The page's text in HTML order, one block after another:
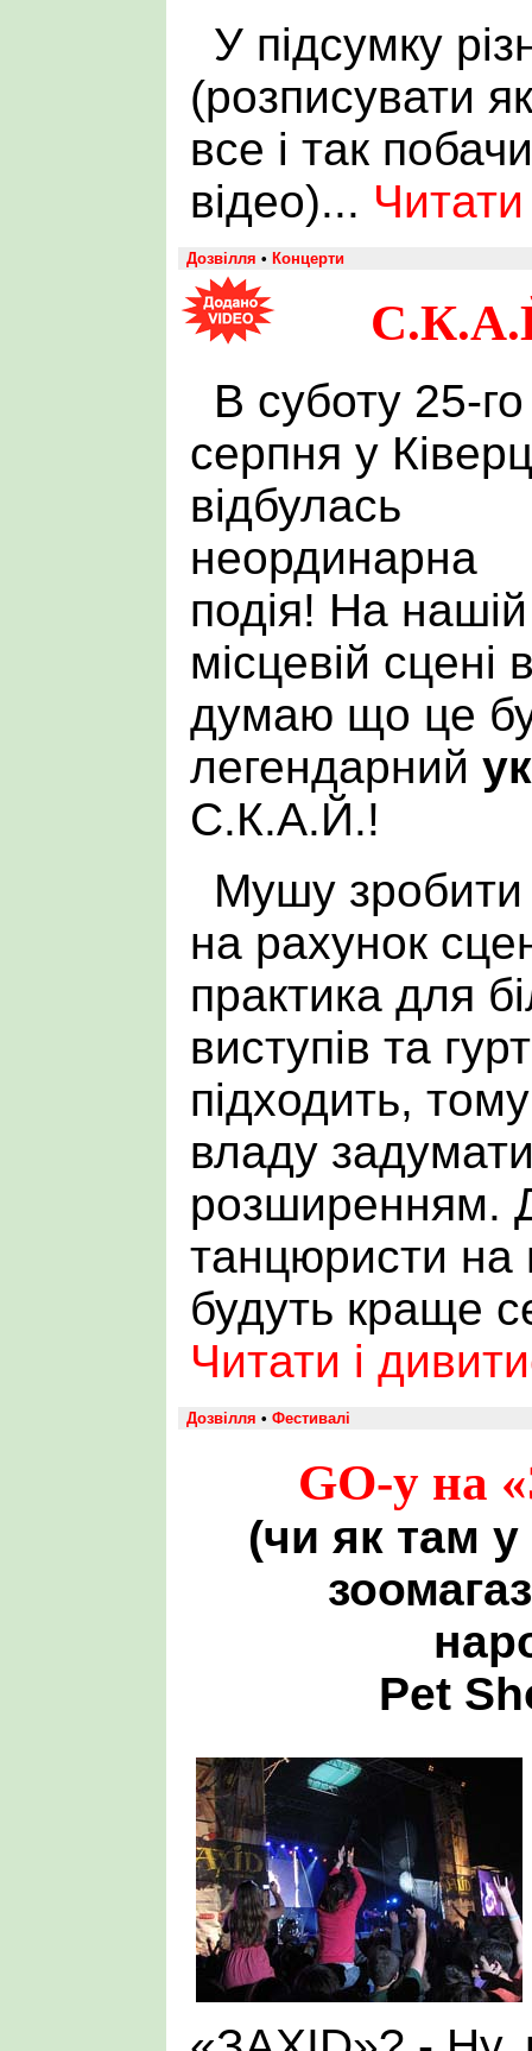
У підсумку
(розписувати
все і так
відео)...
Дозвілля • Концерти
В суботу 25-го
серпня у
відбулась
неординарна
подія! На нашій
місцевій сцені
думаю що це
легендарний
С.К.А.Й.!
Мушу зробити
на рахунок
практика для
виступів та
підходить,
владу
розширенням.
танцюристи на
будуть краще
Читати і
Дозвілля • Фестивалі
GO-у на
(чи як там у
Pet